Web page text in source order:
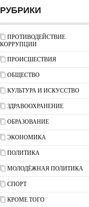
РУБРИКИ
ПРОТИВОДЕЙСТВИЕ
КОРРУПЦИИ
ПРОИСШЕСТВИЯ
ОБЩЕСТВО
КУЛЬТУРА И ИСКУССТВО
ЗДРАВООХРАНЕНИЕ
ОБРАЗОВАНИЕ
ЭКОНОМИКА
ПОЛИТИКА
МОЛОДЁЖНАЯ ПОЛИТИКА
СПОРТ
КРОМЕ ТОГО